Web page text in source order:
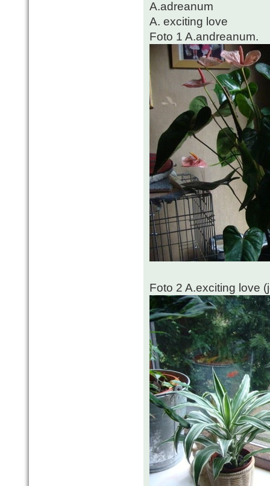
A.adreanum
A. exciting love
Foto 1 A.andreanum.
Foto 2 A.exciting love